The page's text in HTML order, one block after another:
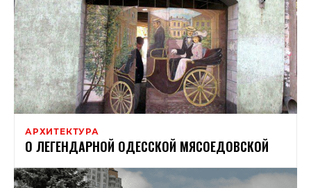
АРХИТЕКТУРА
О ЛЕГЕНДАРНОЙ ОДЕССКОЙ МЯСОЕДОВСКОЙ